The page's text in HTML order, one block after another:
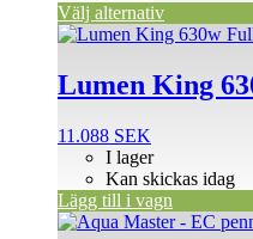
Välj alternativ
Lumen King
11.088 SEK
I lager
Kan skickas idag
Lägg till i vagn